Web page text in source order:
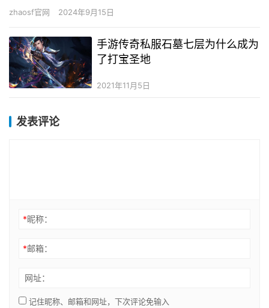
来了史无前例的繁华。在浩繁手游类型中，传奇神途手游以其怪异
zhaosf官网 2024年9月15日
手游传奇私服石墓七层为什么成为
了打宝圣地
2021年11月5日
发表评论
*昵称：
*邮箱：
网址：
记住昵称、邮箱和网址，下次评论免输入